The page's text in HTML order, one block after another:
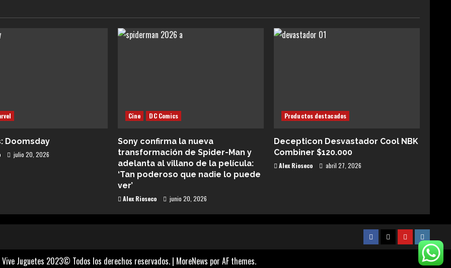
Doomsday
julio 20, 2026
Cine DC Comics
Sony confirma la nueva
transformación de Spider-Man y
adelanta al villano de la película:
‘Tan poderoso que nadie lo puede
ver’
Alex Rioseco junio 20, 2026
Productos destacados
Decepticon Desvastador Cool NBK
Combiner $120.000
Alex Rioseco abril 27, 2026
Facebook
TwitterYoutube
Juguetes 2023© Todos los derechos reservados. | MoreNews por AF themes.